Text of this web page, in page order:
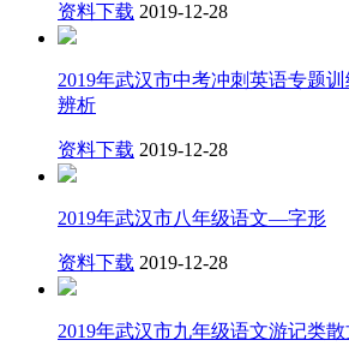
资料下载 2019-12-28
2019年武汉市中考冲刺英语专题
辨析
资料下载 2019-12-28
2019年武汉市八年级语文—字形
资料下载 2019-12-28
2019年武汉市九年级语文游记类